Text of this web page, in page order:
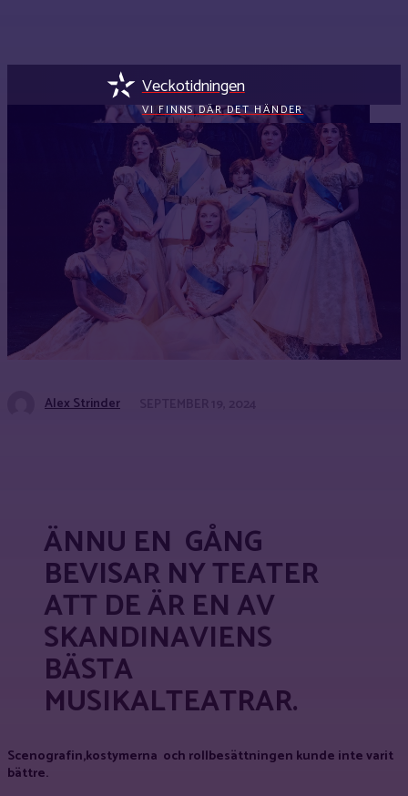
Veckotidningen
VI FINNS DÄR DET HÄNDER
Alex Strinder
ÄNNU EN GÅNG
BEVISAR NY TEATER
ATT DE ÄR EN AV
SKANDINAVIENS
BÄSTA
MUSIKALTEATRAR.
Scenografin,kostymerna och rollbesättningen kunde inte varit
bättre.